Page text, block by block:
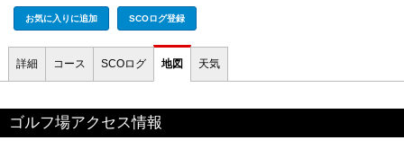
お気に入りに追加 SCOログ登録
詳細 コース SCOログ 地図 天気
ゴルフ場アクセス情報